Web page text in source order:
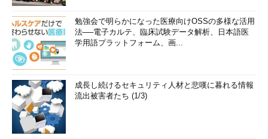
勉強会で明らかになった医療向けOSSの多様な活用
法──電子カルテ、臨床試験データ解析、日本語医
学用語プラットフォーム、画...
成長し続けるセキュリティ人材と悲嘆に暮れる情報
流出被害者たち (1/3)